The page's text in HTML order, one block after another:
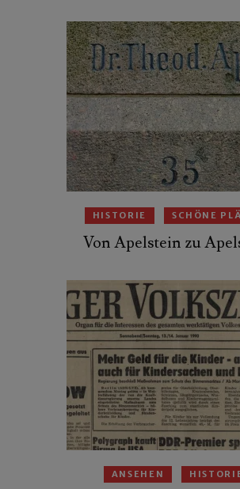
HISTORIE SCHÖNE
Von Apelstein zu
ANSEHEN